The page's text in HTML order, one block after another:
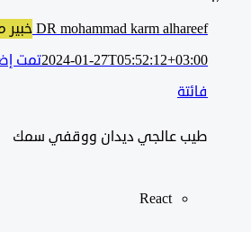
DR mohammad karm alhareefخبير مختص
2024-01-27T05:52:12+03:00
طيب عالجي ديدان ووقفي سمك
React